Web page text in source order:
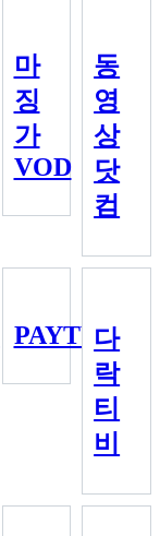
마
징
가
VOD
동
영
상
닷
컴
PAYTV다
락
티
비